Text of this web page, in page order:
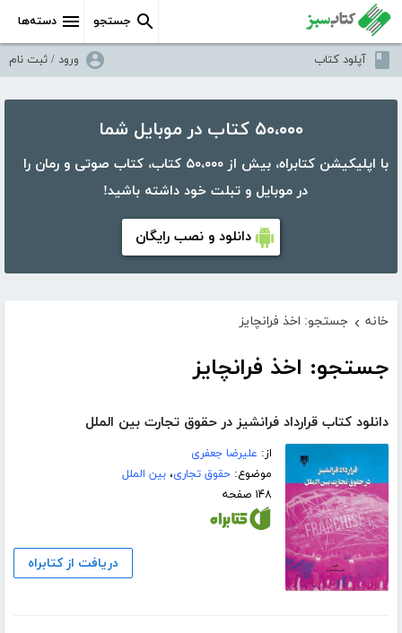
دسته‌ها جستجو
آپلود کتاب ورود / ثبت نام
۵۰،۰۰۰ کتاب در موبایل شما
با اپلیکیشن کتابراه، بیش از ۵۰،۰۰۰ کتاب، کتاب صوتی و رمان را
در موبایل و تبلت خود داشته باشید!
دانلود و نصب رایگان
خانه › جستجو: اخذ فرانچایز
جستجو: اخذ فرانچایز
دانلود کتاب قرارداد فرانشیز در حقوق تجارت بین الملل
از: علیرضا جعفری
موضوع:حقوق تجاری،بین الملل
۱۴۸ صفحه
دریافت از کتابراه